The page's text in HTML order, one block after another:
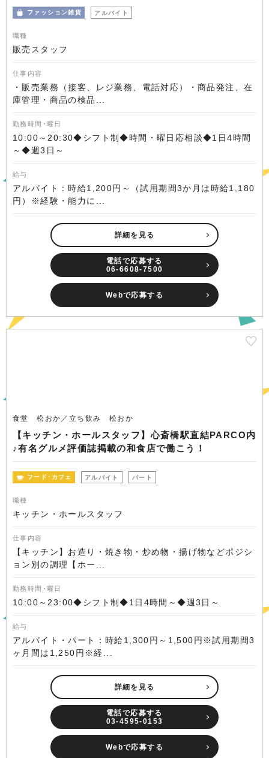
ファッション雑貨 アルバイト
職種
販売スタッフ
仕事内容
・販売業務（接客、レジ業務、電話対応）・商品発注、在
庫管理・商品の検品...
勤務時間･曜日
10:00～20:30◆シフト制◆時間・曜日応相談◆1日4時間
～◆週3日～
給与
アルバイト：時給1,200円～（試用期間3か月は時給1,180
円）※経験・能力に...
詳細を見る
電話で応募する
06-6608-7500
Webで応募する
食堂 松おか／立ち飲み 松おか
【キッチン・ホールスタッフ】心斎橋駅直結PARCO内
♪有名グルメ評価誌掲載の和食店で働こう！
フード･カフェ アルバイト パート
職種
キッチン・ホールスタッフ
仕事内容
【キッチン】お造り・焼き物・炒め物・揚げ物などポジシ
ョン別の調理【ホー...
勤務時間･曜日
10:00～23:00◆シフト制◆1日4時間～◆週3日～
給与
アルバイト・パート：時給1,300円～1,500円※試用期間3
ヶ月間は1,250円※経...
詳細を見る
電話で応募する
03-4595-0153
Webで応募する